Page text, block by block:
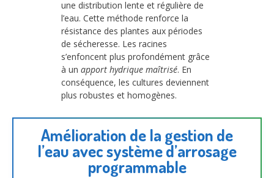
une distribution lente et régulière de
l’eau. Cette méthode renforce la
résistance des plantes aux périodes
de sécheresse. Les racines
s’enfoncent plus profondément grâce
à un apport hydrique maîtrisé. En
conséquence, les cultures deviennent
plus robustes et homogènes.
Amélioration de la gestion de
l’eau avec système d’arrosage
programmable